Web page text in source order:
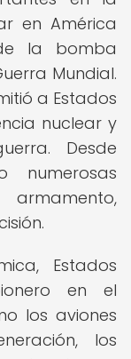
en América
la bomba
Mundial.
a Estados
nuclear y
Desde
numerosas
Estados
en el
los aviones
los